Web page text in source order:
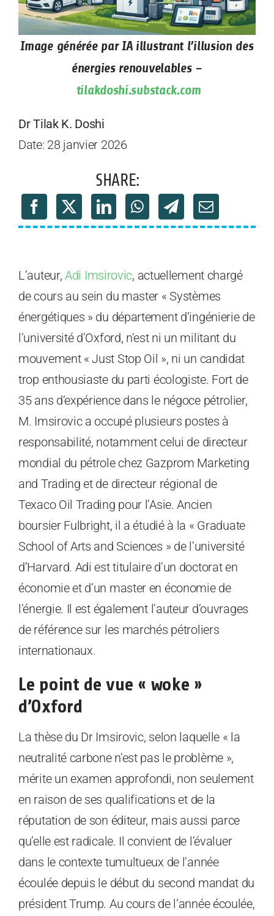
Image générée par IA illustrant l’illusion des
énergies renouvelables –
tilakdoshi.substack.com
Dr Tilak K. Doshi
Date: 28 janvier 2026
SHARE:
L’auteur, Adi Imsirovic, actuellement chargé
de cours au sein du master « Systèmes
énergétiques » du département d’ingénierie de
l’université d’Oxford, n’est ni un militant du
mouvement « Just Stop Oil », ni un candidat
trop enthousiaste du parti écologiste. Fort de
35 ans d’expérience dans le négoce pétrolier,
M. Imsirovic a occupé plusieurs postes à
responsabilité, notamment celui de directeur
mondial du pétrole chez Gazprom Marketing
and Trading et de directeur régional de
Texaco Oil Trading pour l’Asie. Ancien
boursier Fulbright, il a étudié à la « Graduate
School of Arts and Sciences » de l’université
d’Harvard. Adi est titulaire d’un doctorat en
économie et d’un master en économie de
l’énergie. Il est également l’auteur d’ouvrages
de référence sur les marchés pétroliers
internationaux.
Le point de vue « woke »
d’Oxford
La thèse du Dr Imsirovic, selon laquelle « la
neutralité carbone n’est pas le problème »,
mérite un examen approfondi, non seulement
en raison de ses qualifications et de la
réputation de son éditeur, mais aussi parce
qu’elle est radicale. Il convient de l’évaluer
dans le contexte tumultueux de l’année
écoulée depuis le début du second mandat du
président Trump. Au cours de l’année écoulée,